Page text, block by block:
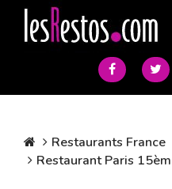
Restaurants France
Restaurant Paris